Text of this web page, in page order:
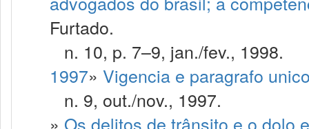
Furtado.
n. 10, p. 7–9, jan./fev., 1998.
1997» Vigencia e paragrafo
n. 9, out./nov., 1997.
» Os delitos de trânsito e o dolo